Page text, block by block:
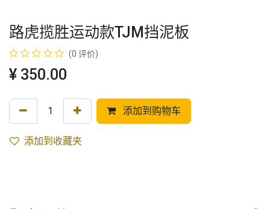
路虎揽胜运动款TJM挡泥板
(0 评价)
¥ 350.00
添加到购物车
添加到收藏夹